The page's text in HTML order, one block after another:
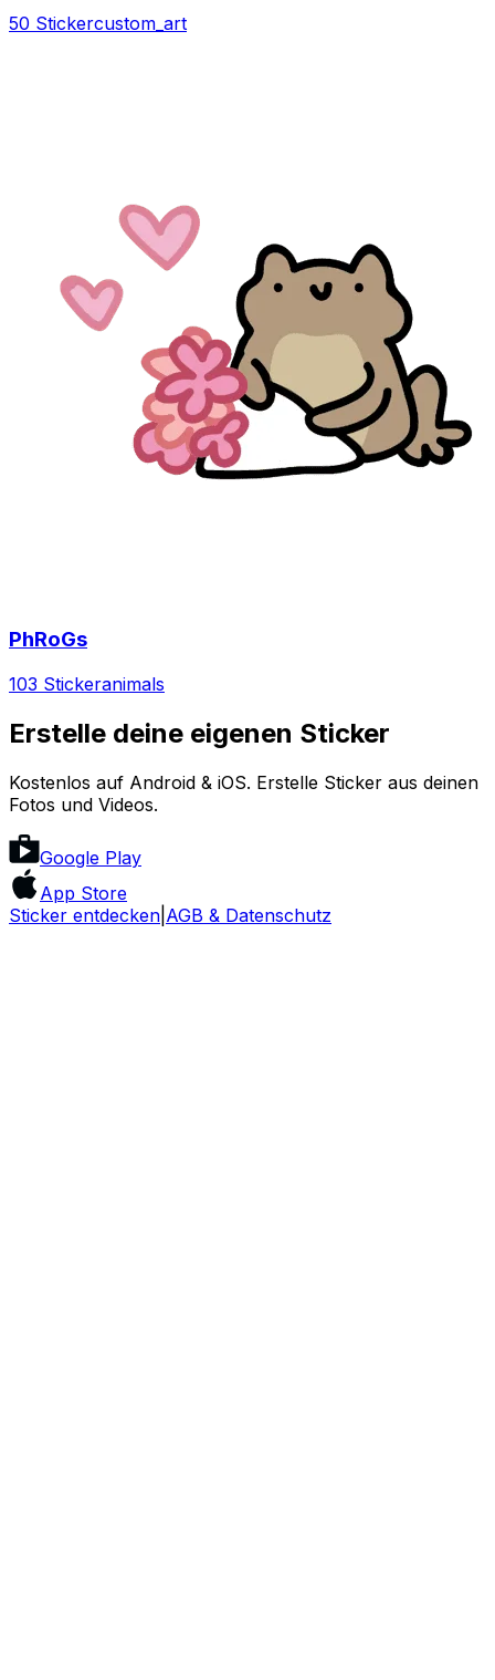
50 Stickercustom_art
PhRoGs
103 Stickeranimals
Erstelle deine eigenen Sticker
Kostenlos auf Android & iOS. Erstelle Sticker aus deinen
Fotos und Videos.
Google Play
App Store
Sticker entdecken AGB & Datenschutz